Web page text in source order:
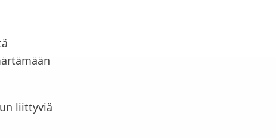
liittyviä